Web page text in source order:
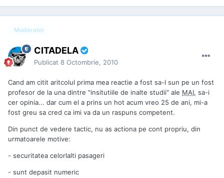
Moderator
CITADELA
Publicat 8 Octombrie, 2010
Cand am citit aritcolul prima mea reactie a fost sa-l sun pe un fost
profesor de la una dintre "insitutiile de inalte studii" ale MAI, sa-i
cer opinia... dar cum el a prins un hot acum vreo 25 de ani, mi-a
fost greu sa cred ca imi va da un raspuns competent.
Din punct de vedere tactic, nu as actiona pe cont propriu, din
urmatoarele motive:
- securitatea celorlalti pasageri
- sunt depasit numeric